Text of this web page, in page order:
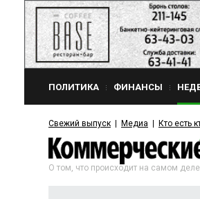
ПОЛИТИКА ФИНАНСЫ
Свежий выпуск Медиа Кто есть
О том, что происходит на самом деле